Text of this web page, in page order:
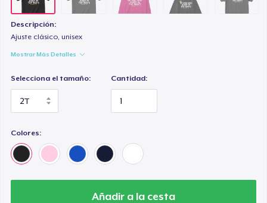
Descripción:
Ajuste clásico, unisex
Mostrar Más Detalles
Selecciona el tamaño: Cantidad:
Colores:
Añadir a la cesta